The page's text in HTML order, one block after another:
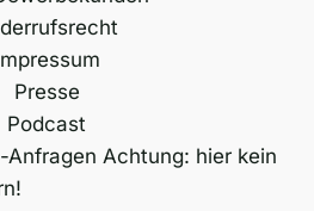
Presse
Podcast
Anfragen Achtung: hier kein